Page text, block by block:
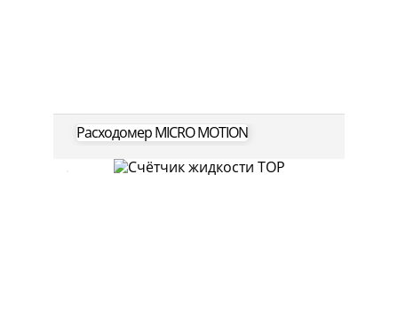
Расходомер MICRO MOTION